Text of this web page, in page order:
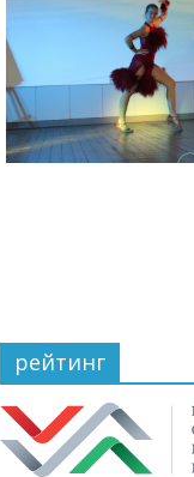
рейтинг